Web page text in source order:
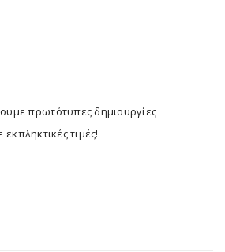
πρωτότυπες δημιουργίες
τιμές!